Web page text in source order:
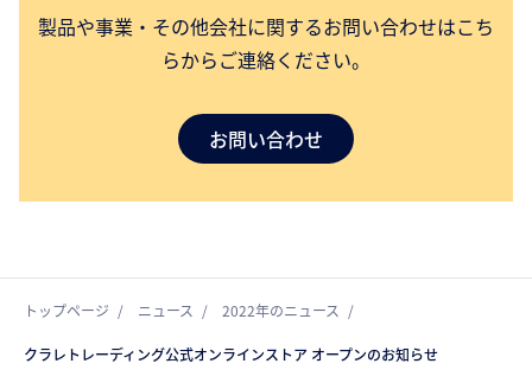
製品や事業・その他会社に関するお問い合わせはこち
らからご連絡ください。
お問い合わせ
トップページ ニュース 2022年のニュース
クラレトレーディング公式オンラインストア オープンのお知らせ